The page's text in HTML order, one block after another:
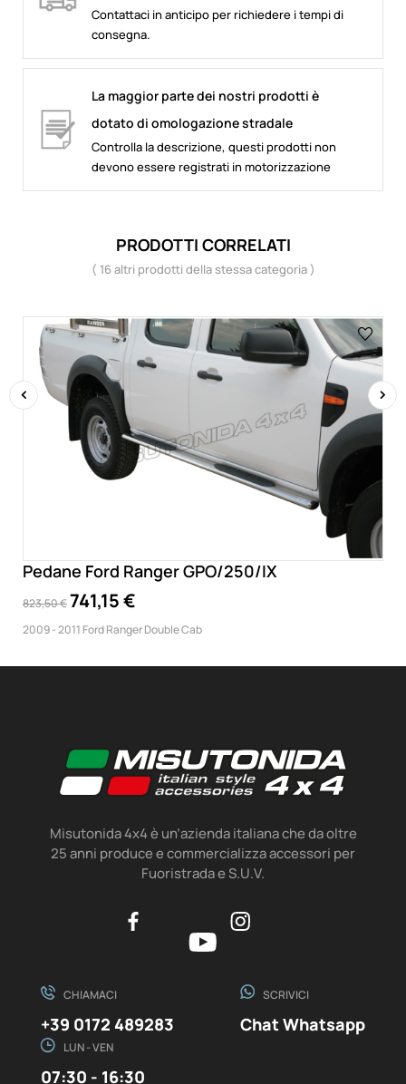
Contattaci in anticipo per richiedere i tempi di
consegna.
La maggior parte dei nostri prodotti è
dotato di omologazione stradale
Controlla la descrizione, questi prodotti non
devono essere registrati in motorizzazione
PRODOTTI CORRELATI
( 16 altri prodotti della stessa categoria )
Pedane Ford Ranger GPO/250/IX
823,50 €741,15 €
2009 - 2011 Ford Ranger Double Cab
Misutonida 4x4 è un’azienda italiana che da oltre
25 anni produce e commercializza accessori per
Fuoristrada e S.U.V.
CHIAMACI
+39 0172 489283
SCRIVICI
Chat Whatsapp
LUN - VEN
07:30 - 16:30